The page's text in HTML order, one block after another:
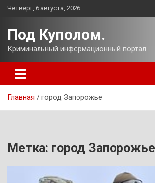
Перейти
Четверг, 6 августа, 2026
Под Куполом.
Криминальный информационный портал.
Главная город Запорожье
Метка: город Запорожье